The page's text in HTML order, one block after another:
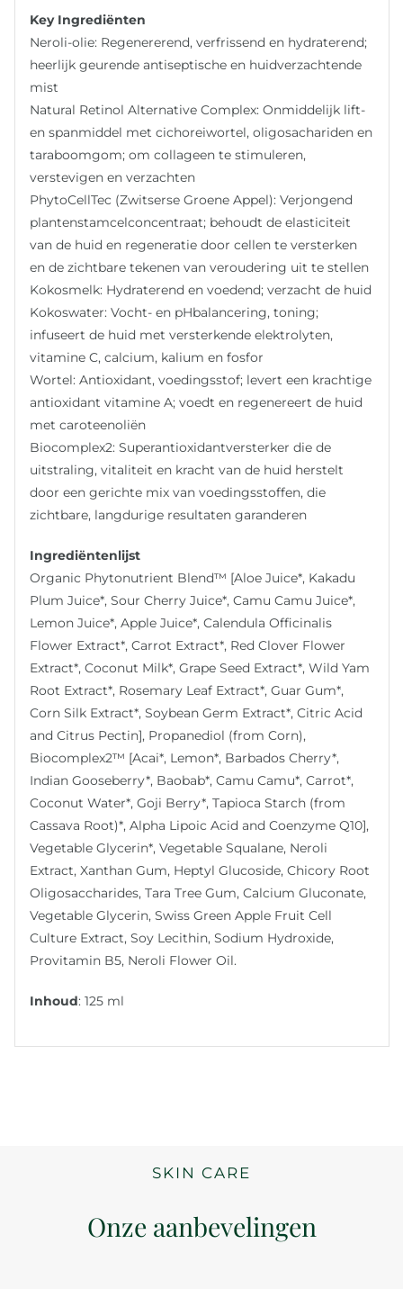
Key Ingrediënten
Neroli-olie: Regenererend, verfrissend en hydraterend;
heerlijk geurende antiseptische en huidverzachtende
mist
Natural Retinol Alternative Complex: Onmiddelijk lift-
en spanmiddel met cichoreiwortel, oligosachariden en
taraboomgom; om collageen te stimuleren,
verstevigen en verzachten
PhytoCellTec (Zwitserse Groene Appel): Verjongend
plantenstamcelconcentraat; behoudt de elasticiteit
van de huid en regeneratie door cellen te versterken
en de zichtbare tekenen van veroudering uit te stellen
Kokosmelk: Hydraterend en voedend; verzacht de huid
Kokoswater: Vocht- en pHbalancering, toning;
infuseert de huid met versterkende elektrolyten,
vitamine C, calcium, kalium en fosfor
Wortel: Antioxidant, voedingsstof; levert een krachtige
antioxidant vitamine A; voedt en regenereert de huid
met caroteenoliën
Biocomplex2: Superantioxidantversterker die de
uitstraling, vitaliteit en kracht van de huid herstelt
door een gerichte mix van voedingsstoffen, die
zichtbare, langdurige resultaten garanderen
Ingrediëntenlijst
Organic Phytonutrient Blend™ [Aloe Juice*, Kakadu
Plum Juice*, Sour Cherry Juice*, Camu Camu Juice*,
Lemon Juice*, Apple Juice*, Calendula Officinalis
Flower Extract*, Carrot Extract*, Red Clover Flower
Extract*, Coconut Milk*, Grape Seed Extract*, Wild Yam
Root Extract*, Rosemary Leaf Extract*, Guar Gum*,
Corn Silk Extract*, Soybean Germ Extract*, Citric Acid
and Citrus Pectin], Propanediol (from Corn),
Biocomplex2™ [Acai*, Lemon*, Barbados Cherry*,
Indian Gooseberry*, Baobab*, Camu Camu*, Carrot*,
Coconut Water*, Goji Berry*, Tapioca Starch (from
Cassava Root)*, Alpha Lipoic Acid and Coenzyme Q10],
Vegetable Glycerin*, Vegetable Squalane, Neroli
Extract, Xanthan Gum, Heptyl Glucoside, Chicory Root
Oligosaccharides, Tara Tree Gum, Calcium Gluconate,
Vegetable Glycerin, Swiss Green Apple Fruit Cell
Culture Extract, Soy Lecithin, Sodium Hydroxide,
Provitamin B5, Neroli Flower Oil.
Inhoud: 125 ml
SKIN CARE
Onze aanbevelingen